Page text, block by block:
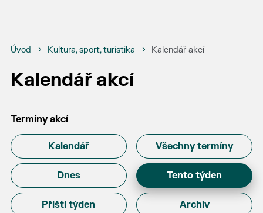
Úvod Kultura, sport, turistika Kalendář akcí
Kalendář akcí
Termíny akcí
Kalendář Všechny termíny
Dnes Tento týden
Příští týden Archiv